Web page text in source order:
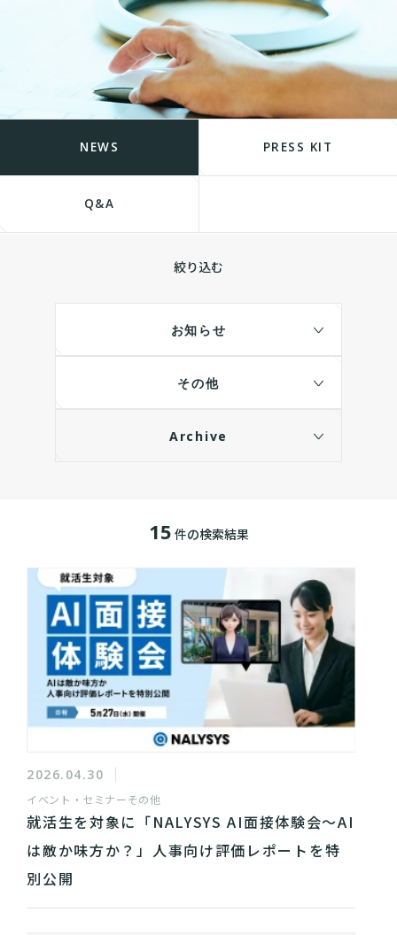
NEWS PRESS KIT
Q&A
絞り込む
お知らせ
その他
Archive
15 件の検索結果
2026.04.30
イベント・セミナーその他
就活生を対象に「NALYSYS AI面接体験会〜AI
は敵か味方か？」人事向け評価レポートを特
別公開